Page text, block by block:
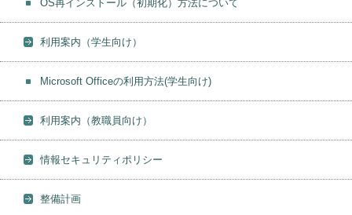
OS再インストール（初期化）方法について
利用案内（学生向け）
Microsoft Officeの利用方法(学生向け)
利用案内（教職員向け）
情報セキュリティポリシー
整備計画